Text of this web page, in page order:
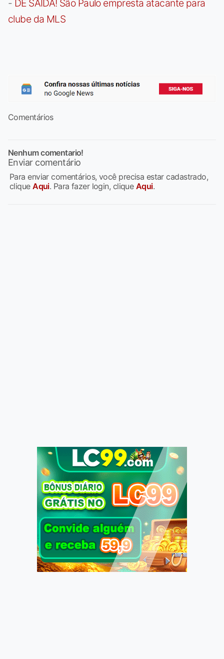
- DE SAÍDA! São Paulo empresta atacante para
clube da MLS
Comentários
Nenhum comentario!
Enviar comentário
Para enviar comentários, você precisa estar cadastrado,
cliqueAqui. Para fazer login, clique Aqui.